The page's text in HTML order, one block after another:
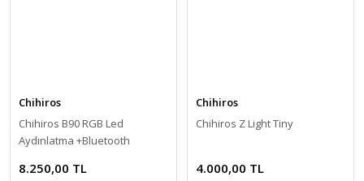
Chihiros
Chihiros B90 RGB Led
Aydınlatma +Bluetooth
8.250,00 TL
Chihiros
Chihiros Z Light Tiny
4.000,00 TL